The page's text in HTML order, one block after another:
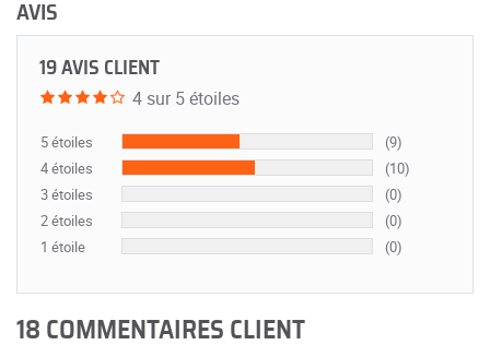
AVIS
19 AVIS CLIENT
4 sur 5 étoiles
5 étoiles
(9)
4 étoiles
(10)
3 étoiles
(0)
2 étoiles
(0)
1 étoile
(0)
18 COMMENTAIRES CLIENT